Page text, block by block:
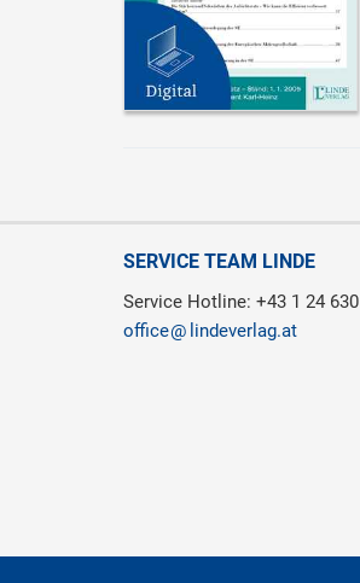
SERVICE TEAM LINDE
Service Hotline: +43 1 24 630
office
lindeverlag.at